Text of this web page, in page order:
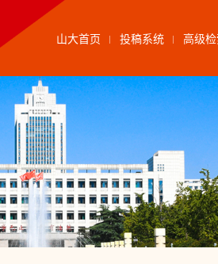
山大首页 投稿系统 高级